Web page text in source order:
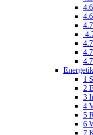
1
2
3
4
5
6
7